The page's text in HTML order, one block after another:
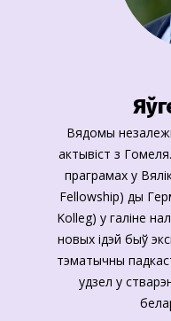
Вядомы
актывіст з
праграмах у
Fellowship) ды
Kolleg) у галіне
новых ідэй быў
тэматычны
удзел у